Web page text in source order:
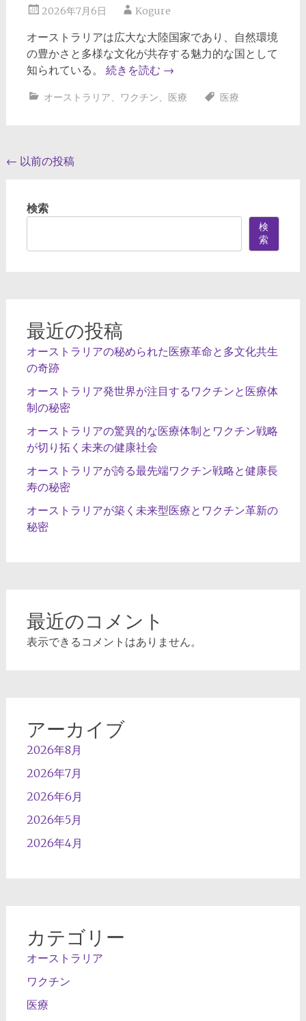
2026年7月6日 Kogure
オーストラリアは広大な大陸国家であり、自然環境
の豊かさと多様な文化が共存する魅力的な国として
知られている。 続きを読む →
オーストラリア、 ワクチン、 医療 医療
投
← 以前の投稿
検索
検
索
最近の投稿
オーストラリアの秘められた医療革命と多文化共生
の奇跡
オーストラリア発世界が注目するワクチンと医療体
制の秘密
オーストラリアの驚異的な医療体制とワクチン戦略
が切り拓く未来の健康社会
オーストラリアが誇る最先端ワクチン戦略と健康長
寿の秘密
オーストラリアが築く未来型医療とワクチン革新の
秘密
最近のコメント
表示できるコメントはありません。
アーカイブ
2026年8月
2026年7月
2026年6月
2026年5月
2026年4月
カテゴリー
オーストラリア
ワクチン
医療